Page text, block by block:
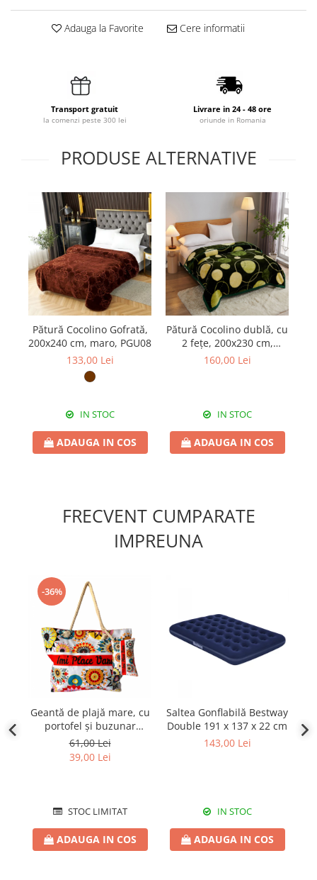
Adauga la Favorite Cere informatii
Transport gratuit
la comenzi peste 300 lei
Livrare in 24 - 48 ore
oriunde in Romania
PRODUSE ALTERNATIVE
Pătură Cocolino Gofrată,
200x240 cm, maro, PGU08
133,00 Lei
IN STOC
ADAUGA IN COS
Pătură Cocolino dublă, cu
2 fețe, 200x230 cm,
PDD10
160,00 Lei
IN STOC
ADAUGA IN COS
FRECVENT CUMPARATE
IMPREUNA
-36%
Geantă de plajă mare, cu
portofel și buzunar
interior KD2413
61,00 Lei
39,00 Lei
STOC LIMITAT
ADAUGA IN COS
Saltea Gonflabilă Bestway
Double 191 x 137 x 22 cm
143,00 Lei
IN STOC
ADAUGA IN COS